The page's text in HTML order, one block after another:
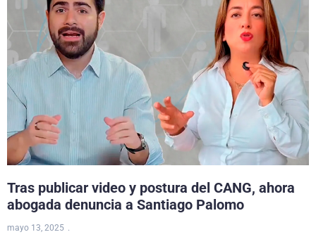
Tras publicar video y postura del CANG, ahora
abogada denuncia a Santiago Palomo
mayo 13, 2025